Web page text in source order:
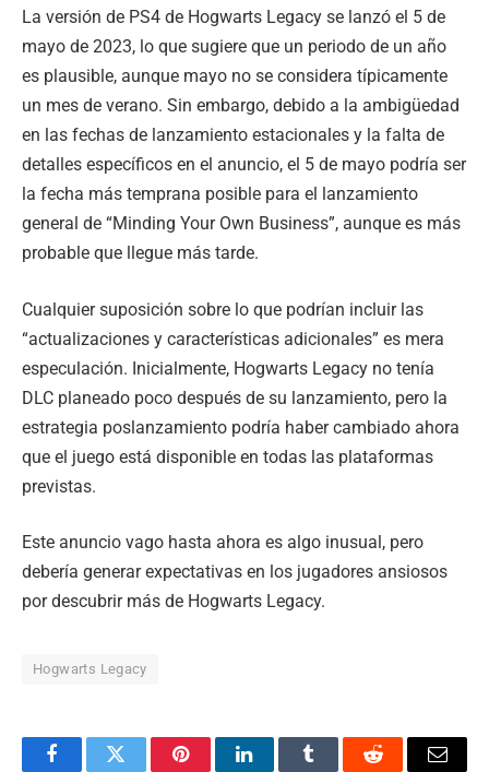
La versión de PS4 de Hogwarts Legacy se lanzó el 5 de
mayo de 2023, lo que sugiere que un periodo de un año
es plausible, aunque mayo no se considera típicamente
un mes de verano. Sin embargo, debido a la ambigüedad
en las fechas de lanzamiento estacionales y la falta de
detalles específicos en el anuncio, el 5 de mayo podría ser
la fecha más temprana posible para el lanzamiento
general de “Minding Your Own Business”, aunque es más
probable que llegue más tarde.
Cualquier suposición sobre lo que podrían incluir las
“actualizaciones y características adicionales” es mera
especulación. Inicialmente, Hogwarts Legacy no tenía
DLC planeado poco después de su lanzamiento, pero la
estrategia poslanzamiento podría haber cambiado ahora
que el juego está disponible en todas las plataformas
previstas.
Este anuncio vago hasta ahora es algo inusual, pero
debería generar expectativas en los jugadores ansiosos
por descubrir más de Hogwarts Legacy.
Hogwarts Legacy